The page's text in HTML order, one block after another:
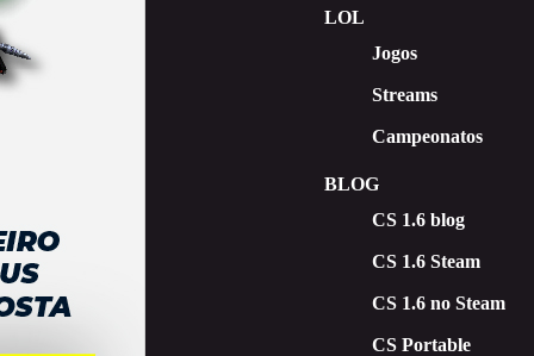
LOL
Jogos
Streams
Campeonatos
BLOG
CS 1.6 blog
CS 1.6 Steam
CS 1.6 no Steam
CS Portable